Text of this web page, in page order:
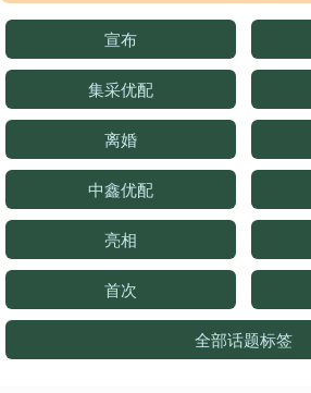
宣布
集采优配
离婚
中鑫优配
亮相
首次
全部话题标签